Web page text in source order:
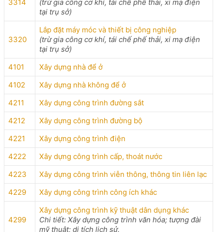
3314
(trừ gia công cơ khí, tái chế phế thải, xi mạ điện
tại trụ sở)
3320
Lắp đặt máy móc và thiết bị công nghiệp
(trừ gia công cơ khí, tái chế phế thải, xi mạ điện
tại trụ sở)
4101
Xây dựng nhà để ở
4102
Xây dựng nhà không để ở
4211
Xây dựng công trình đường sắt
4212
Xây dựng công trình đường bộ
4221
Xây dựng công trình điện
4222
Xây dựng công trình cấp, thoát nước
4223
Xây dựng công trình viễn thông, thông tin liên lạc
4229
Xây dựng công trình công ích khác
4299
Xây dựng công trình kỹ thuật dân dụng khác
Chi tiết: Xây dựng công trình văn hóa; tượng đài
mỹ thuật; di tích lịch sử.